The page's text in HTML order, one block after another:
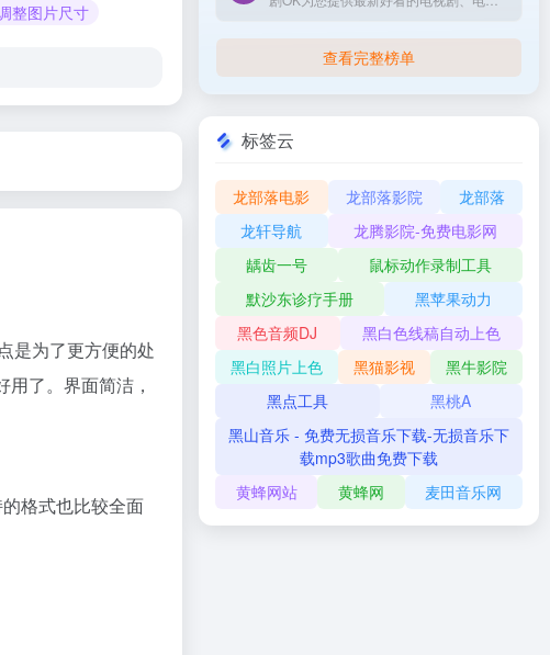
整图片尺寸
是为了更方便的处
了。界面简洁，
格式也⽐较全⾯
查看完整榜单
标签云
龙部落电影 龙部落影院
龙部落
龙轩导航
龙腾影院-免费电影网
龋齿一号
鼠标动作录制工具
默沙东诊疗手册
黑苹果动力
黑色音频DJ
黑白色线稿自动上色
黑白照片上色
黑猫影视
黑牛影院
黑点工具
黑桃A
黑山音乐 - 免费无损音乐下载-无损音乐下
载mp3歌曲免费下载
黄蜂网站
黄蜂网 麦田音乐网